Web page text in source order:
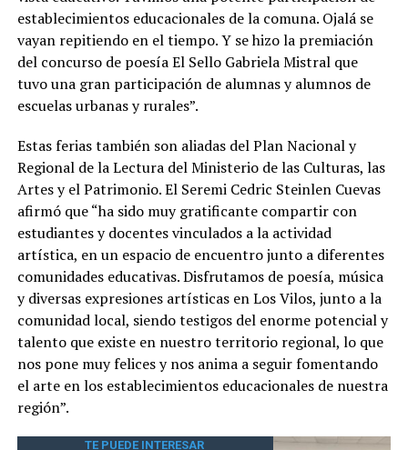
establecimientos educacionales de la comuna. Ojalá se
vayan repitiendo en el tiempo. Y se hizo la premiación
del concurso de poesía El Sello Gabriela Mistral que
tuvo una gran participación de alumnas y alumnos de
escuelas urbanas y rurales”.
Estas ferias también son aliadas del Plan Nacional y
Regional de la Lectura del Ministerio de las Culturas, las
Artes y el Patrimonio. El Seremi Cedric Steinlen Cuevas
afirmó que “ha sido muy gratificante compartir con
estudiantes y docentes vinculados a la actividad
artística, en un espacio de encuentro junto a diferentes
comunidades educativas. Disfrutamos de poesía, música
y diversas expresiones artísticas en Los Vilos, junto a la
comunidad local, siendo testigos del enorme potencial y
talento que existe en nuestro territorio regional, lo que
nos pone muy felices y nos anima a seguir fomentando
el arte en los establecimientos educacionales de nuestra
región”.
TE PUEDE INTERESAR